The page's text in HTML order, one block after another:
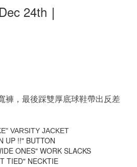
24th ｜
褲，最後踩雙厚底球鞋帶出反差
VARSITY JACKET
UP !!" BUTTON
ONES" WORK SLACKS
TIED" NECKTIE